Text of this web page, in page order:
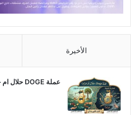
الأخيرة
عملة DOGE حلال ام حرام